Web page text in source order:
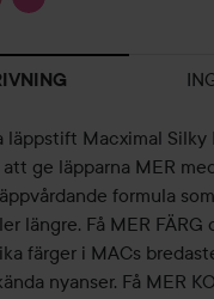
läppstift Macximal
ge läpparna MER
formula
längre. Få MER
färger i MACs
nyanser. Få MER